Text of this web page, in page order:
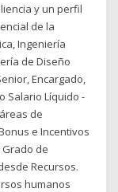
y un perfil
de la
Ingeniería
de Diseño
Encargado,
Salario Líquido -
de
e Incentivos
Grado de
Recursos.
humanos